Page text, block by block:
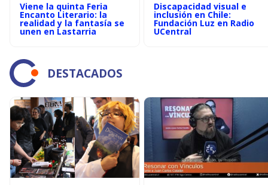
Viene la quinta Feria
Encanto Literario: la
realidad y la fantasía se
unen en Lastarria
Discapacidad visual e
inclusión en Chile:
Fundación Luz en Radio
UCentral
DESTACADOS